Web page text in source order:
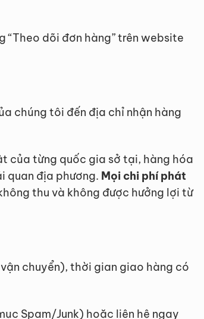
dõi đơn hàng” trên website
chúng tôi đến địa chỉ nhận hàng
của từng quốc gia sở tại, hàng hóa
quan địa phương. Mọi chi phí phát
thu và không được hưởng lợi từ
chuyển), thời gian giao hàng có
Spam/Junk) hoặc liên hệ ngay